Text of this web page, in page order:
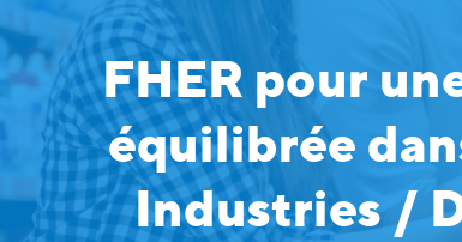
FHER pour
équilibrée
Industries /